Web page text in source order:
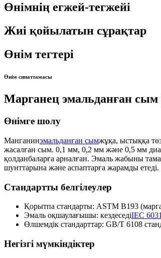
Өнімнің егжей-тегжейі
Жиі қойылатын сұрақтар
Өнім тегтері
Өнім сипаттамасы
Марганец эмальданған сым
Өнімге шолу
Манганинэмальданған сымжұқа, ыстыққа
жасалған сым. 0,1 мм, 0,2 мм және 0,5 мм
қолданбаларға арналған. Эмаль жабыны
шунттарына және аспаптарға жарамды етеді.
Стандартты белгілеулер
Қорытпа стандарты: ASTM B193
Эмаль оқшаулағышы: кездеседіIEC
Өлшемдік стандарттар: GB/T 6108
Негізгі мүмкіндіктер